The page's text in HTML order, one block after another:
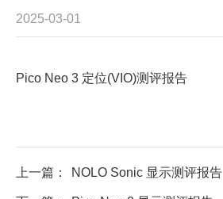
2025-03-01
Pico Neo 3 定位(VIO)测评报告
上一篇： NOLO Sonic 显示测评报告